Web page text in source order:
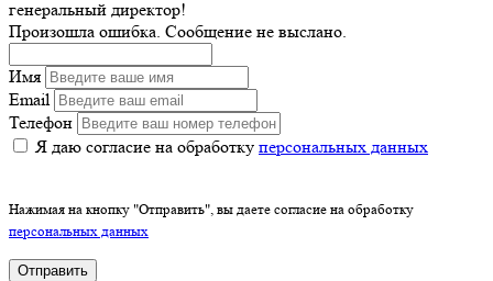
генеральный директор!
Произошла ошибка. Сообщение не выслано.
Имя
Email
Телефон
Я даю согласие на обработку персональных данных
Нажимая на кнопку "Отправить", вы даете согласие на обработку
персональных данных
Отправить